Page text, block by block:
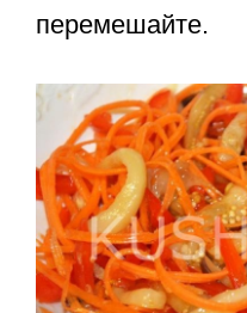
перемешайте.